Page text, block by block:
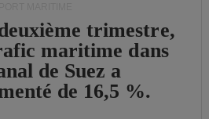
trimestre,
maritime dans
de Suez a
de 16,5 %.